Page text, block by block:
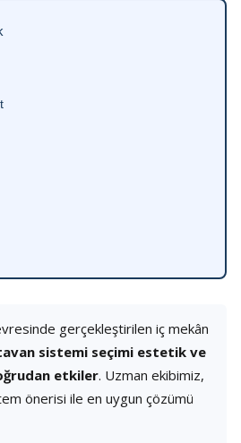
gerçekleştirilen iç mekân
sistemi seçimi estetik ve
etkiler. Uzman ekibimiz,
önerisi ile en uygun çözümü